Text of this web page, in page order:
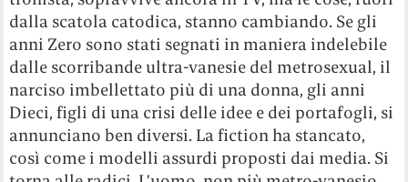
dalla scatola catodica, stanno cambiando. Se gli
anni Zero sono stati segnati in maniera indelebile
dalle scorribande ultra-vanesie del metrosexual, il
narciso imbellettato più di una donna, gli anni
Dieci, figli di una crisi delle idee e dei portafogli, si
annunciano ben diversi. La fiction ha stancato,
così come i modelli assurdi proposti dai media. Si